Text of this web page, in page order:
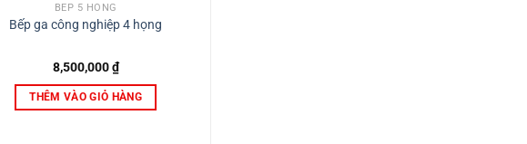
BẾP 5 HỒNG
Bếp ga công nghiệp 4 họng
8,500,000₫
THÊM VÀO GIỎ HÀNG